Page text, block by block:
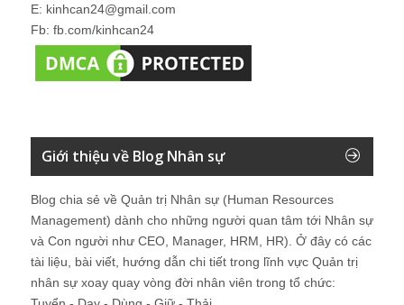
E: kinhcan24@gmail.com
Fb: fb.com/kinhcan24
Giới thiệu về Blog Nhân sự
Blog chia sẻ về Quản trị Nhân sự (Human Resources
Management) dành cho những người quan tâm tới Nhân sự
và Con người như CEO, Manager, HRM, HR). Ở đây có các
tài liệu, bài viết, hướng dẫn chi tiết trong lĩnh vực Quản trị
nhân sự xoay quay vòng đời nhân viên trong tổ chức: